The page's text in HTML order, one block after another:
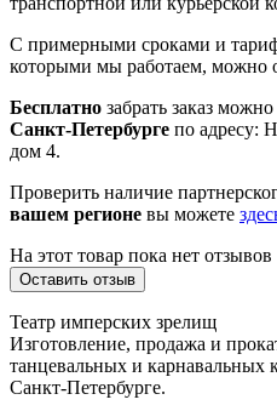
С примерными сроками и
которыми мы работаем, можно
Бесплатно забрать заказ можно
Санкт-Петербурге по адресу:
дом 4.
Проверить наличие
вашем регионе вы можете
На этот товар пока нет отзывов
Оставить отзыв
Театр имперских зрелищ
Изготовление, продажа и
танцевальных и карнавальных
Санкт-Петербурге.